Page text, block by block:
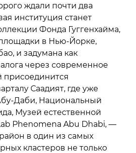
ждали почти два
институция станет
Фонда Гуггенхайма,
в Нью-Йорке,
и задумана как
через современное
присоединится
Саадият, где уже
Даби, Национальный
Музей естественной
Phenomena Abu Dhabi, —
в один из самых
кластеров не только